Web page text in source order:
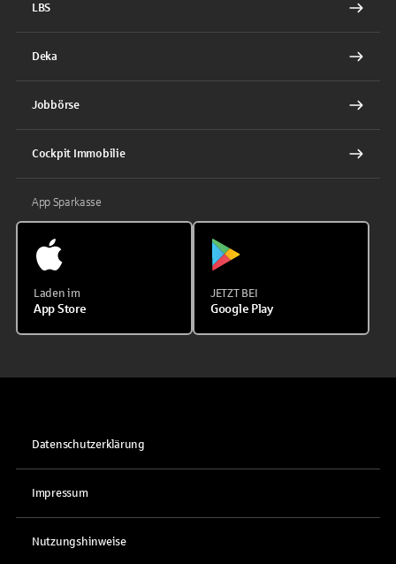
LBS
Deka
Jobbörse
Cockpit Immobilie
App Sparkasse
Laden im
App Store
JETZT BEI
Google Play
Datenschutzerklärung
Impressum
Nutzungshinweise